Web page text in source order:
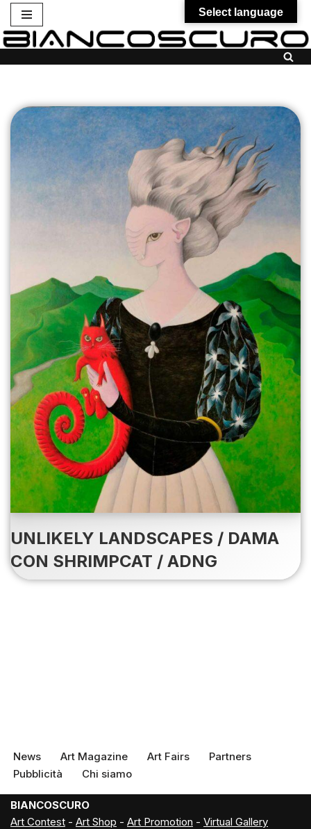
Vai
UNLIKELY LANDSCAPES / DAMA
CON SHRIMPCAT / ADNG
News Art Magazine Art Fairs
Partners
Pubblicità
Chi siamo
BIANCOSCURO
Art Contest - Art Shop - Art Promotion - Virtual Gallery
Select language